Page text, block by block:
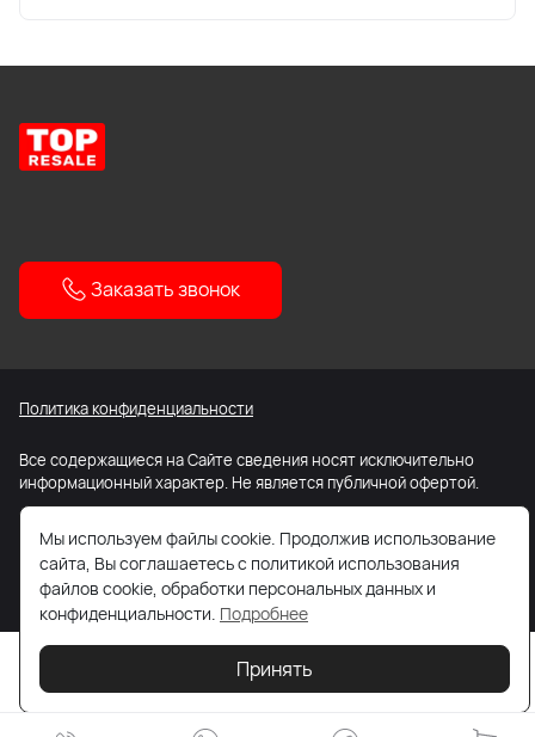
Заказать звонок
Политика конфиденциальности
Все содержащиеся на Сайте сведения носят исключительно
информационный характер. Не является публичной офертой.
Карта сайта
Мы используем файлы cookie. Продолжив использование
сайта, Вы соглашаетесь с политикой использования
файлов cookie, обработки персональных данных и
конфиденциальности. Подробнее
Принять